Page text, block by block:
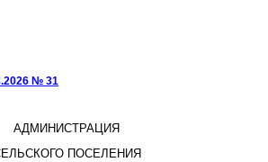
№ 31
АДМИНИСТРАЦИЯ
ПОСЕЛЕНИЯ